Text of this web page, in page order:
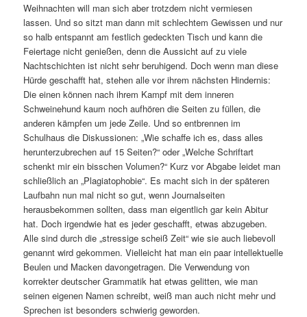
Weihnachten will man sich aber trotzdem nicht vermiesen
lassen. Und so sitzt man dann mit schlechtem Gewissen und nur
so halb entspannt am festlich gedeckten Tisch und kann die
Feiertage nicht genießen, denn die Aussicht auf zu viele
Nachtschichten ist nicht sehr beruhigend. Doch wenn man diese
Hürde geschafft hat, stehen alle vor ihrem nächsten Hindernis:
Die einen können nach ihrem Kampf mit dem inneren
Schweinehund kaum noch aufhören die Seiten zu füllen, die
anderen kämpfen um jede Zeile. Und so entbrennen im
Schulhaus die Diskussionen: „Wie schaffe ich es, dass alles
herunterzubrechen auf 15 Seiten?“ oder „Welche Schriftart
schenkt mir ein bisschen Volumen?“ Kurz vor Abgabe leidet man
schließlich an „Plagiatophobie“. Es macht sich in der späteren
Laufbahn nun mal nicht so gut, wenn Journalseiten
herausbekommen sollten, dass man eigentlich gar kein Abitur
hat. Doch irgendwie hat es jeder geschafft, etwas abzugeben.
Alle sind durch die „stressige scheiß Zeit“ wie sie auch liebevoll
genannt wird gekommen. Vielleicht hat man ein paar intellektuelle
Beulen und Macken davongetragen. Die Verwendung von
korrekter deutscher Grammatik hat etwas gelitten, wie man
seinen eigenen Namen schreibt, weiß man auch nicht mehr und
Sprechen ist besonders schwierig geworden.